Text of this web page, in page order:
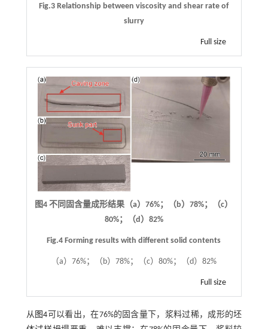
Fig.3 Relationship between viscosity and shear rate of
slurry
Full size
图4 不同固含量成形结果（a）76%；（b）78%；（c）
80%；（d）82%
Fig.4 Forming results with different solid contents
（a）76%；（b）78%；（c）80%；（d）82%
Full size
从 图4 可以看出，在76%的固含量下，浆料过稀，成形的坯